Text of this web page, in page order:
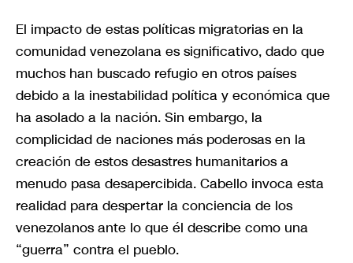
El impacto de estas políticas migratorias en la
comunidad venezolana es significativo, dado que
muchos han buscado refugio en otros países
debido a la inestabilidad política y económica que
ha asolado a la nación. Sin embargo, la
complicidad de naciones más poderosas en la
creación de estos desastres humanitarios a
menudo pasa desapercibida. Cabello invoca esta
realidad para despertar la conciencia de los
venezolanos ante lo que él describe como una
“guerra” contra el pueblo.